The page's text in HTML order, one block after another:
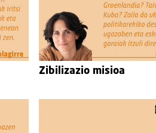
Zibilizazio misioa